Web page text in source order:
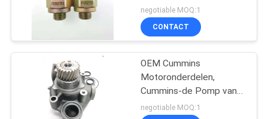
Fantuzzivervangstukken
11
Oliedruk
negotiable MOQ:1
CONTACT
OEM Cummins
Motoronderdelen,
Cummins-de Pomp van
het Motorwater
negotiable MOQ:1